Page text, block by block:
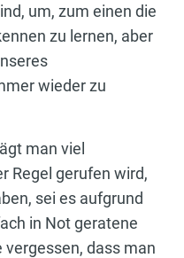
um, zum einen die
zu lernen, aber
wieder zu
man viel
Regel gerufen wird,
sei es aufgrund
in Not geratene
dass man